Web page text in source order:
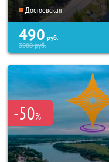
Достоевская
490 руб.
3900руб.
-50%